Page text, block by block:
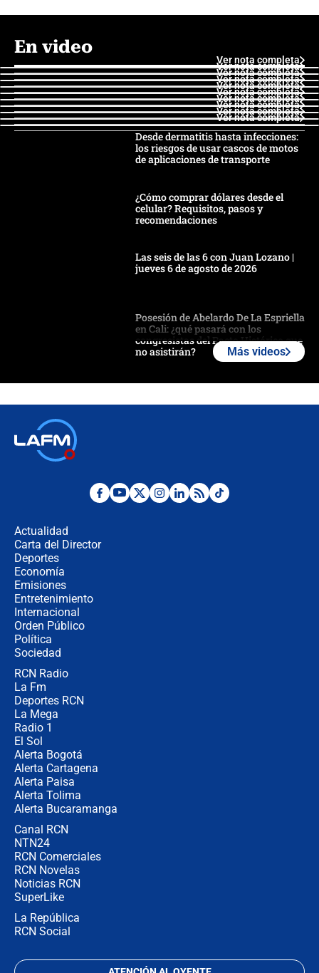
En video
Ver nota completa
Ver nota completa
Ver nota completa
Ver nota completa
Ver nota completa
Ver nota completa
Ver nota completa
Ver nota completa
Ver nota completa
Ver nota completa
Desde dermatitis hasta infecciones:
los riesgos de usar cascos de motos
de aplicaciones de transporte
¿Cómo comprar dólares desde el
celular? Requisitos, pasos y
recomendaciones
Las seis de las 6 con Juan Lozano |
jueves 6 de agosto de 2026
Posesión de Abelardo De La Espriella
en Cali: ¿qué pasará con los
congresistas del Pacto Histórico que
no asistirán?
¿Por qué De la Espriella gobernará
Más videos
Actualidad
Carta del Director
Deportes
Economía
Emisiones
Entretenimiento
Internacional
Orden Público
Política
Sociedad
RCN Radio
La Fm
Deportes RCN
La Mega
Radio 1
El Sol
Alerta Bogotá
Alerta Cartagena
Alerta Paisa
Alerta Tolima
Alerta Bucaramanga
Canal RCN
NTN24
RCN Comerciales
RCN Novelas
Noticias RCN
SuperLike
La República
RCN Social